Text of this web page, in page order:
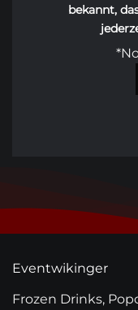
bekannt,
Eventwikinger
Frozen Drinks,